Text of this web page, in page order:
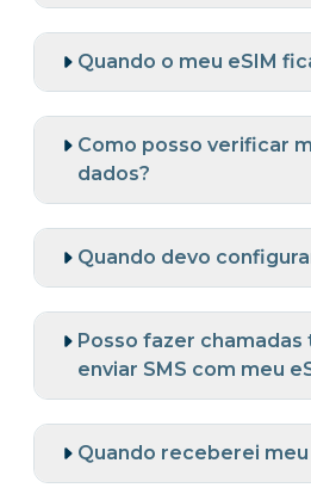
Quando o meu eSIM
Como posso verificar
dados?
Quando devo
Posso fazer
enviar SMS com meu
Quando receberei meu